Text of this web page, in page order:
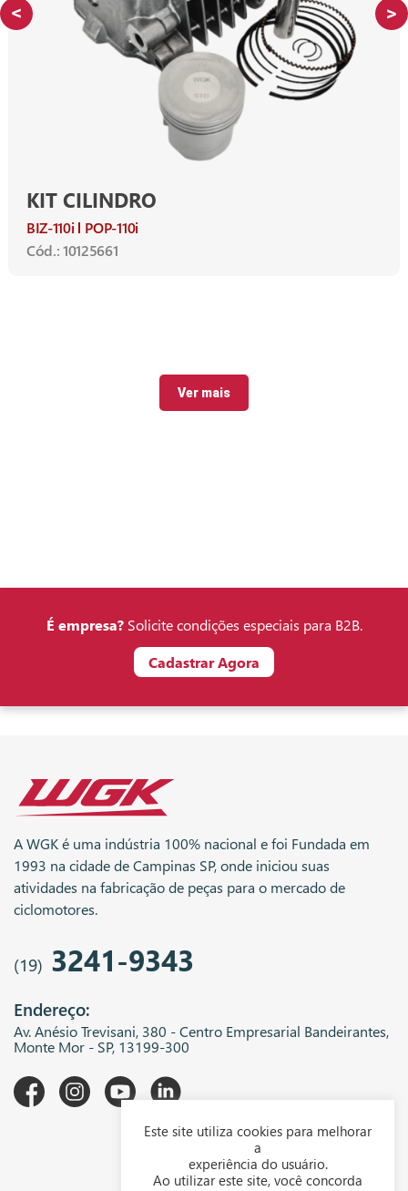
KIT CILINDRO
BIZ-110i
POP-110i
Cód.: 10125661
Ver mais
É empresa?Solicite condições especiais para B2B.
Cadastrar Agora
A WGK é uma indústria 100% nacional e foi Fundada em
1993 na cidade de Campinas SP, onde iniciou suas
atividades na fabricação de peças para o mercado de
ciclomotores.
(19) 3241-9343
Endereço:
Av. Anésio Trevisani, 380 - Centro Empresarial Bandeirantes,
Monte Mor - SP, 13199-300
Downloads
Este site utiliza cookies para melhorar
a
experiência do usuário.
Ao utilizar este site, você concorda